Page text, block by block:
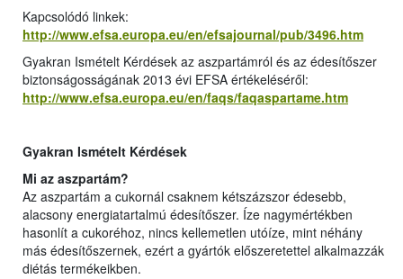
Kapcsolódó linkek:
http://www.efsa.europa.eu/en/efsajournal/pub/3496.htm
Gyakran Ismételt Kérdések az aszpartámról és az édesítőszer
biztonságosságának 2013 évi EFSA értékeléséről:
http://www.efsa.europa.eu/en/faqs/faqaspartame.htm
Gyakran Ismételt Kérdések
Mi az aszpartám?
Az aszpartám a cukornál csaknem kétszázszor édesebb,
alacsony energiatartalmú édesítőszer. Íze nagymértékben
hasonlít a cukoréhoz, nincs kellemetlen utóíze, mint néhány
más édesítőszernek, ezért a gyártók előszeretettel alkalmazzák
diétás termékeikben.